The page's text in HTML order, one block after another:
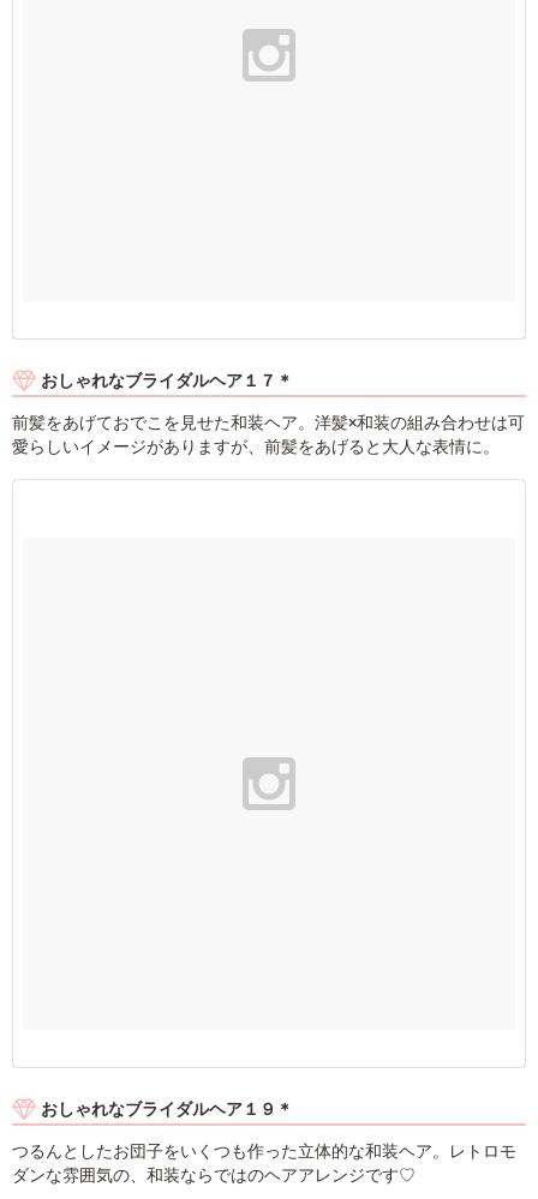
おしゃれなブライダルヘア１７＊
前髪をあげておでこを見せた和装ヘア。洋髪×和装の組み合わせは可
愛らしいイメージがありますが、前髪をあげると大人な表情に。
おしゃれなブライダルヘア１９＊
つるんとしたお団子をいくつも作った立体的な和装ヘア。レトロモ
ダンな雰囲気の、和装ならではのヘアアレンジです♡